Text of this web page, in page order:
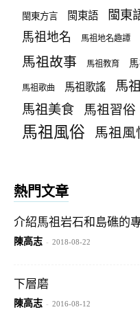
閩東方言 閩東語 閩東
馬祖地名 馬祖地名趣譚
馬祖故事 馬祖教育
馬祖歌曲 馬祖歌謠 馬
馬祖美食 馬祖習俗
馬祖風俗 馬祖風
熱門文章
介紹馬祖岩石和島礁的
陳高志 - 2018-08-22
下層磨
陳高志 - 2016-08-12